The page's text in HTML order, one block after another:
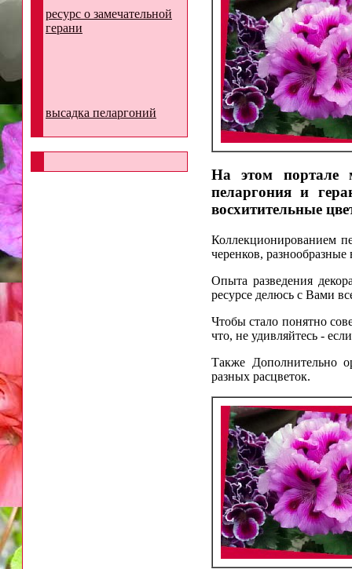
ресурс о замечательной
герани
высадка пеларгоний
На этом портале
пеларгония и
восхитительные
Коллекционированием
черенков,
Опыта разведения
ресурсе делюсь с Вами
Чтобы стало понятно
что, не удивляйтесь -
Также Дополнительно
разных расцветок.